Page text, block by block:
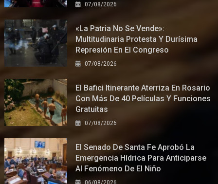
07/08/2026
«La Patria No Se Vende»:
Multitudinaria Protesta Y Durísima
Represión En El Congreso
07/08/2026
El Bafici Itinerante Aterriza En Rosario
Con Más De 40 Películas Y Funciones
Gratuitas
07/08/2026
El Senado De Santa Fe Aprobó La
Emergencia Hídrica Para Anticiparse
Al Fenómeno De El Niño
06/08/2026